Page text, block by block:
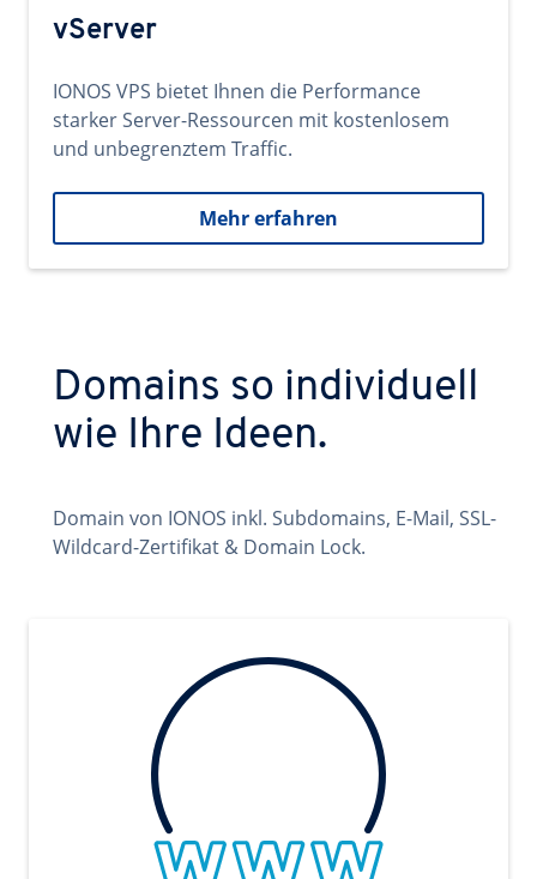
vServer
IONOS VPS bietet Ihnen die Performance
starker Server-Ressourcen mit kostenlosem
und unbegrenztem Traffic.
Mehr erfahren
Domains so individuell
wie Ihre Ideen.
Domain von IONOS inkl. Subdomains, E-Mail, SSL-
Wildcard-Zertifikat & Domain Lock.